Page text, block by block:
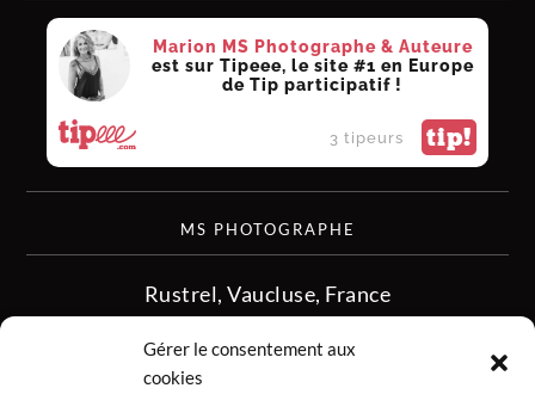
Gérer le consentement aux
cookies
Marion MS Photographe & Auteure
est sur Tipeee, le site #1 en Europe
de Tip participatif !
3 tipeurs tip!
MS PHOTOGRAPHE
Rustrel, Vaucluse, France
06.08.50.16.28